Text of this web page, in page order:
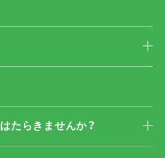
はたらきませんか？